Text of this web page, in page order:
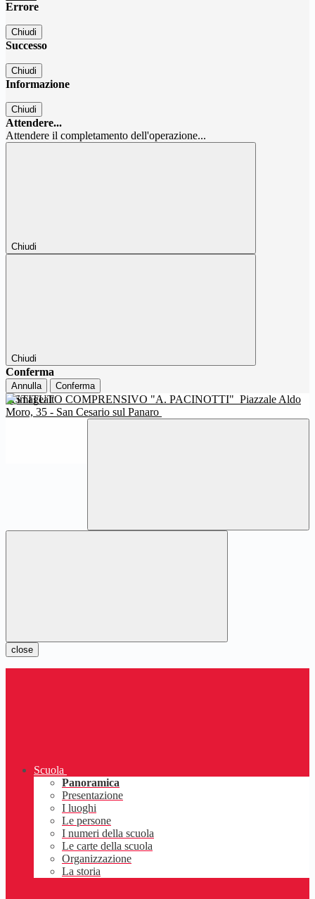
Errore
Chiudi
Successo
Chiudi
Informazione
Chiudi
Attendere...
Attendere il completamento dell'operazione...
Chiudi
Chiudi
Conferma
Annulla Conferma
ISTITUTO COMPRENSIVO "A. PACINOTTI" Piazzale Aldo
Moro, 35 - San Cesario sul Panaro
close
Scuola
Panoramica
Presentazione
I luoghi
Le persone
I numeri della scuola
Le carte della scuola
Organizzazione
La storia